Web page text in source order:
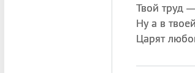
Твой труд
Ну а в
Царят